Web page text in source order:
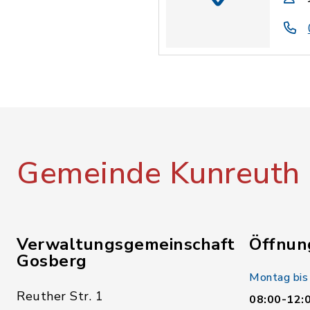
Gemeinde Kunreuth
Verwaltungsgemeinschaft
Gosberg
Reuther Str. 1
Montag
08:00-